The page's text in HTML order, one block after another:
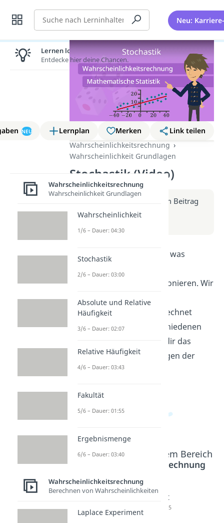
Suche Neu:
NEU Lernplan Merken
Link teilen
Wahrscheinlichkeitsrechnung
Wahrscheinlichkeit Grundlagen
Stochastik (Video)
Weitere Infos erhältst du im Beitrag
zum Video
In diesem Video lernst du, was
Zufallsexperimente funktionieren. Wir
erklären dir, wie
Wahrscheinlichkeiten berechnet
werden und welche verschiedenen
Ereignisse es gibt. Schau dir das
Video an, um die Grundlagen der
Stochastik zu verstehen.
Beliebte Inhalte aus dem Bereich
Wahrscheinlichkeitsrechnung
Absolute
und
Relative
Häufigke
Fakultät
Dauer: 01:55
Lernen lohnt sich!
Entdecke hier deine Chancen.
Wahrscheinlichkeitsrechnung
Wahrscheinlichkeit Grundlagen
Wahrscheinlichkeit
1/6 – Dauer: 04:30
Stochastik
2/6 – Dauer: 03:00
Absolute und Relative
Häufigkeit
3/6 – Dauer: 02:07
Relative Häufigkeit
4/6 – Dauer: 03:43
Fakultät
5/6 – Dauer: 01:55
Ergebnismenge
6/6 – Dauer: 03:40
Wahrscheinlichkeitsrechnung
Berechnen von Wahrscheinlichkeiten
Laplace Experiment